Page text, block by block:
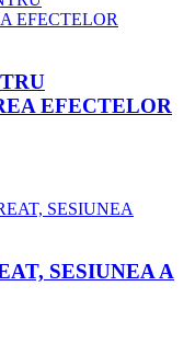
EFECTELOR
SESIUNEA A